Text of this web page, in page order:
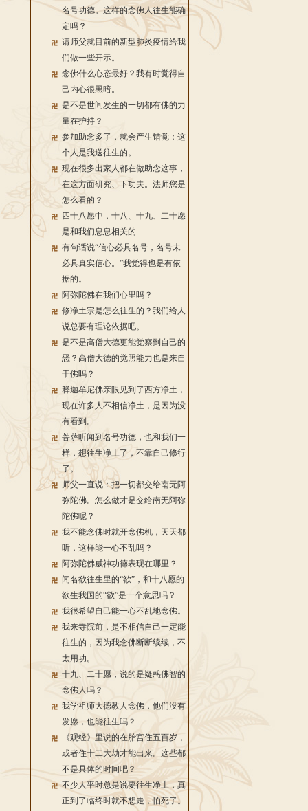
名号功德。这样的念佛人往生能确
定吗？
请师父就目前的新型肺炎疫情给我
们做一些开示。
念佛什么心态最好？我有时觉得自
己内心很黑暗。
是不是世间发生的一切都有佛的力
量在护持？
参加助念多了，就会产生错觉：这
个人是我送往生的。
现在很多出家人都在做助念这事，
在这方面研究、下功夫。法师您是
怎么看的？
四十八愿中，十八、十九、二十愿
是和我们息息相关的
有句话说“信心必具名号，名号未
必具真实信心。”我觉得也是有依
据的。
阿弥陀佛在我们心里吗？
修净土宗是怎么往生的？我们给人
说总要有理论依据吧。
是不是高僧大德更能觉察到自己的
恶？高僧大德的觉照能力也是来自
于佛吗？
释迦牟尼佛亲眼见到了西方净土，
现在许多人不相信净土，是因为没
有看到。
菩萨听闻到名号功德，也和我们一
样，想往生净土了，不靠自己修行
了。
师父一直说：把一切都交给南无阿
弥陀佛。怎么做才是交给南无阿弥
陀佛呢？
我不能念佛时就开念佛机，天天都
听，这样能一心不乱吗？
阿弥陀佛威神功德表现在哪里？
闻名欲往生里的“欲”，和十八愿的
欲生我国的“欲”是一个意思吗？
我很希望自己能一心不乱地念佛。
我来寺院前，是不相信自己一定能
往生的，因为我念佛断断续续，不
太用功。
十九、二十愿，说的是疑惑佛智的
念佛人吗？
我学祖师大德教人念佛，他们没有
发愿，也能往生吗？
《观经》里说的在胎宫住五百岁，
或者住十二大劫才能出来。这些都
不是具体的时间吧？
不少人平时总是说要往生净土，真
正到了临终时就不想走，怕死了。